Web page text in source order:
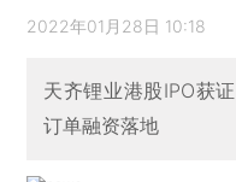
2022年01月28日 10:18
天齐锂业港股IPO获
订单融资落地